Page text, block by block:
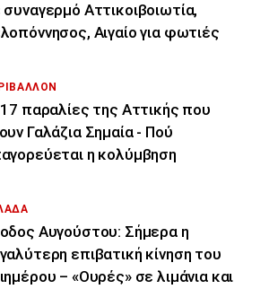
Αττικοιβοιωτία,
Αιγαίο για φωτιές
17 παραλίες της Αττικής που
Γαλάζια Σημαία - Πού
η κολύμβηση
Αυγούστου: Σήμερα η
επιβατική κίνηση του
– «Ουρές» σε λιμάνια και